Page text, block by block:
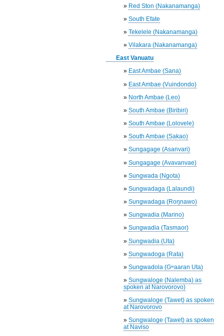
» Red Ston (Nakanamanga)
»South Efate
»Tekelele (Nakanamanga)
»Vilakara (Nakanamanga)
East Vanuatu
» East Ambae (Sana)
» East Ambae (Vuindondo)
» North Ambae (Leo)
»South Ambae (Biribiri)
»South Ambae (Lolovele)
»South Ambae (Sakao)
»Sungagage (Asanvari)
»Sungagage (Avavanvae)
»Sungwada (Ngota)
»Sungwadaga (Lalaundi)
»Sungwadaga (Roŋnawo)
»Sungwadia (Marino)
»Sungwadia (Tasmaor)
»Sungwadia (Uta)
»Sungwadoga (Rata)
»Sungwadola (Gʷaaran Uta)
»Sungwaloge (Nalemba) as
spoken at Narovorovo)
»Sungwaloge (Tawet) as spoken
at Narovorovo
»Sungwaloge (Tawet) as spoken
at Naviso